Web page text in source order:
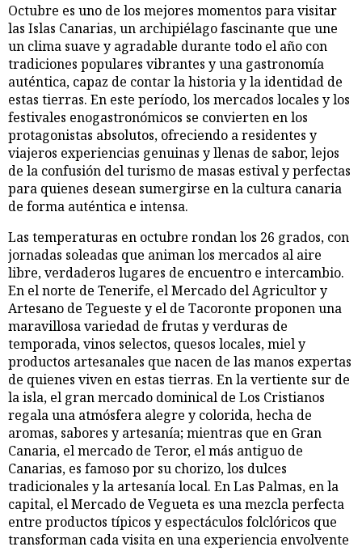
Octubre es uno de los mejores momentos para visitar
las Islas Canarias, un archipiélago fascinante que une
un clima suave y agradable durante todo el año con
tradiciones populares vibrantes y una gastronomía
auténtica, capaz de contar la historia y la identidad de
estas tierras. En este período, los mercados locales y los
festivales enogastronómicos se convierten en los
protagonistas absolutos, ofreciendo a residentes y
viajeros experiencias genuinas y llenas de sabor, lejos
de la confusión del turismo de masas estival y perfectas
para quienes desean sumergirse en la cultura canaria
de forma auténtica e intensa.
Las temperaturas en octubre rondan los 26 grados, con
jornadas soleadas que animan los mercados al aire
libre, verdaderos lugares de encuentro e intercambio.
En el norte de Tenerife, el Mercado del Agricultor y
Artesano de Tegueste y el de Tacoronte proponen una
maravillosa variedad de frutas y verduras de
temporada, vinos selectos, quesos locales, miel y
productos artesanales que nacen de las manos expertas
de quienes viven en estas tierras. En la vertiente sur de
la isla, el gran mercado dominical de Los Cristianos
regala una atmósfera alegre y colorida, hecha de
aromas, sabores y artesanía; mientras que en Gran
Canaria, el mercado de Teror, el más antiguo de
Canarias, es famoso por su chorizo, los dulces
tradicionales y la artesanía local. En Las Palmas, en la
capital, el Mercado de Vegueta es una mezcla perfecta
entre productos típicos y espectáculos folclóricos que
transforman cada visita en una experiencia envolvente